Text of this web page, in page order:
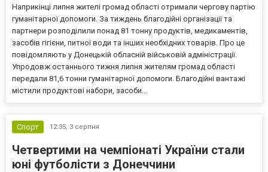
Наприкінці липня жителі громад області отримали чергову партію
гуманітарної допомоги. За тиждень благодійні організації та
партнери розподілили понад 81 тонну продуктів, медикаментів,
засобів гігієни, питної води та інших необхідних товарів. Про це
повідомляють у Донецькій обласній військовій адміністрації.
Упродовж останнього тижня липня жителям громад області
передали 81,6 тонни гуманітарної допомоги. Благодійні вантажі
містили продуктові набори, засоби...
Спорт 12:35, 3 серпня
Четвертими на чемпіонаті України стали
юні футболісти з Донеччини